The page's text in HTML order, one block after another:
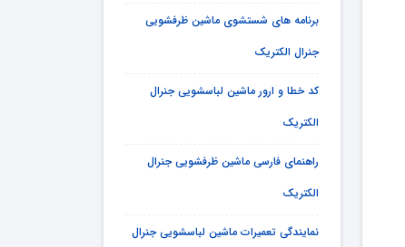
برنامه های شستشوی ماشین ظرفشویی
جنرال الکتریک
کد خطا و ارور ماشین لباسشویی جنرال
الکتریک
راهنمای فارسی ماشین ظرفشویی جنرال
الکتریک
نمایندگی تعمیرات ماشین لباسشویی جنرال